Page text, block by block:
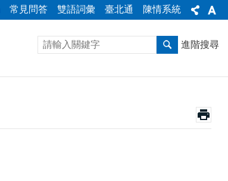
常見問答 雙語詞彙 臺北通 陳情系統
進階搜尋